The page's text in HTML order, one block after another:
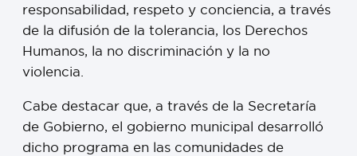
responsabilidad, respeto y conciencia, a través
de la difusión de la tolerancia, los Derechos
Humanos, la no discriminación y la no
violencia.
Cabe destacar que, a través de la Secretaría
de Gobierno, el gobierno municipal desarrolló
dicho programa en las comunidades de